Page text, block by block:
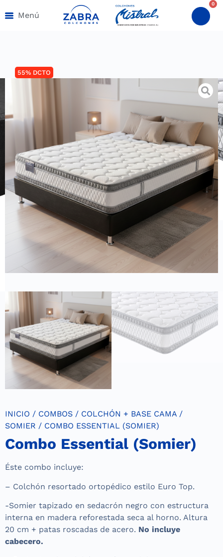
Menú
0
55% DCTO
INICIO / COMBOS / COLCHÓN + BASE CAMA /
SOMIER / COMBO ESSENTIAL (SOMIER)
Combo Essential (Somier)
Éste combo incluye:
– Colchón resortado ortopédico estilo Euro Top.
-Somier tapizado en sedacrón negro con estructura
interna en madera reforestada seca al horno. Altura
20 cm + patas roscadas de acero. No incluye
cabecero.